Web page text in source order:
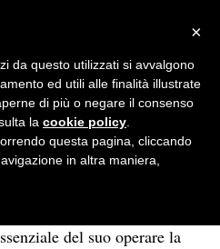
TAG
ovvero della
del politico
pensare una politica che
del suo operare la
×
da questo utilizzati si avvalgono
ed utili alle finalità illustrate
di più o negare il consenso
la cookie policy
questa pagina, cliccando
in altra maniera,